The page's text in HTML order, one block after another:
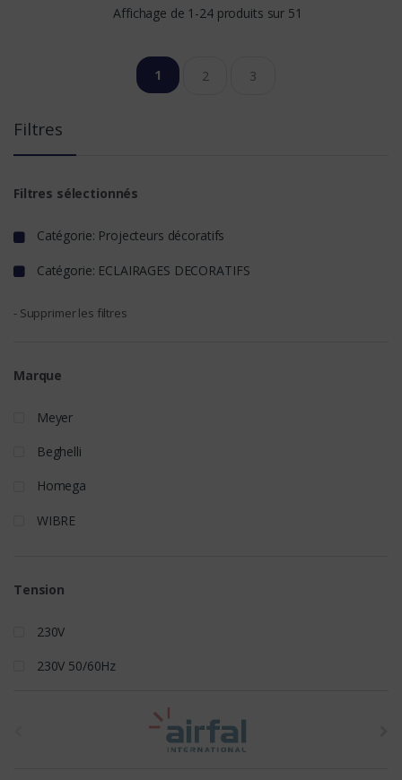
Affichage de 1-24 produits sur 51
1 2 3
Filtres
Filtres sélectionnés
Catégorie: Projecteurs décoratifs
Catégorie: ECLAIRAGES DECORATIFS
- Supprimer les filtres
Marque
Meyer
Beghelli
Homega
WIBRE
Tension
230V
230V 50/60Hz